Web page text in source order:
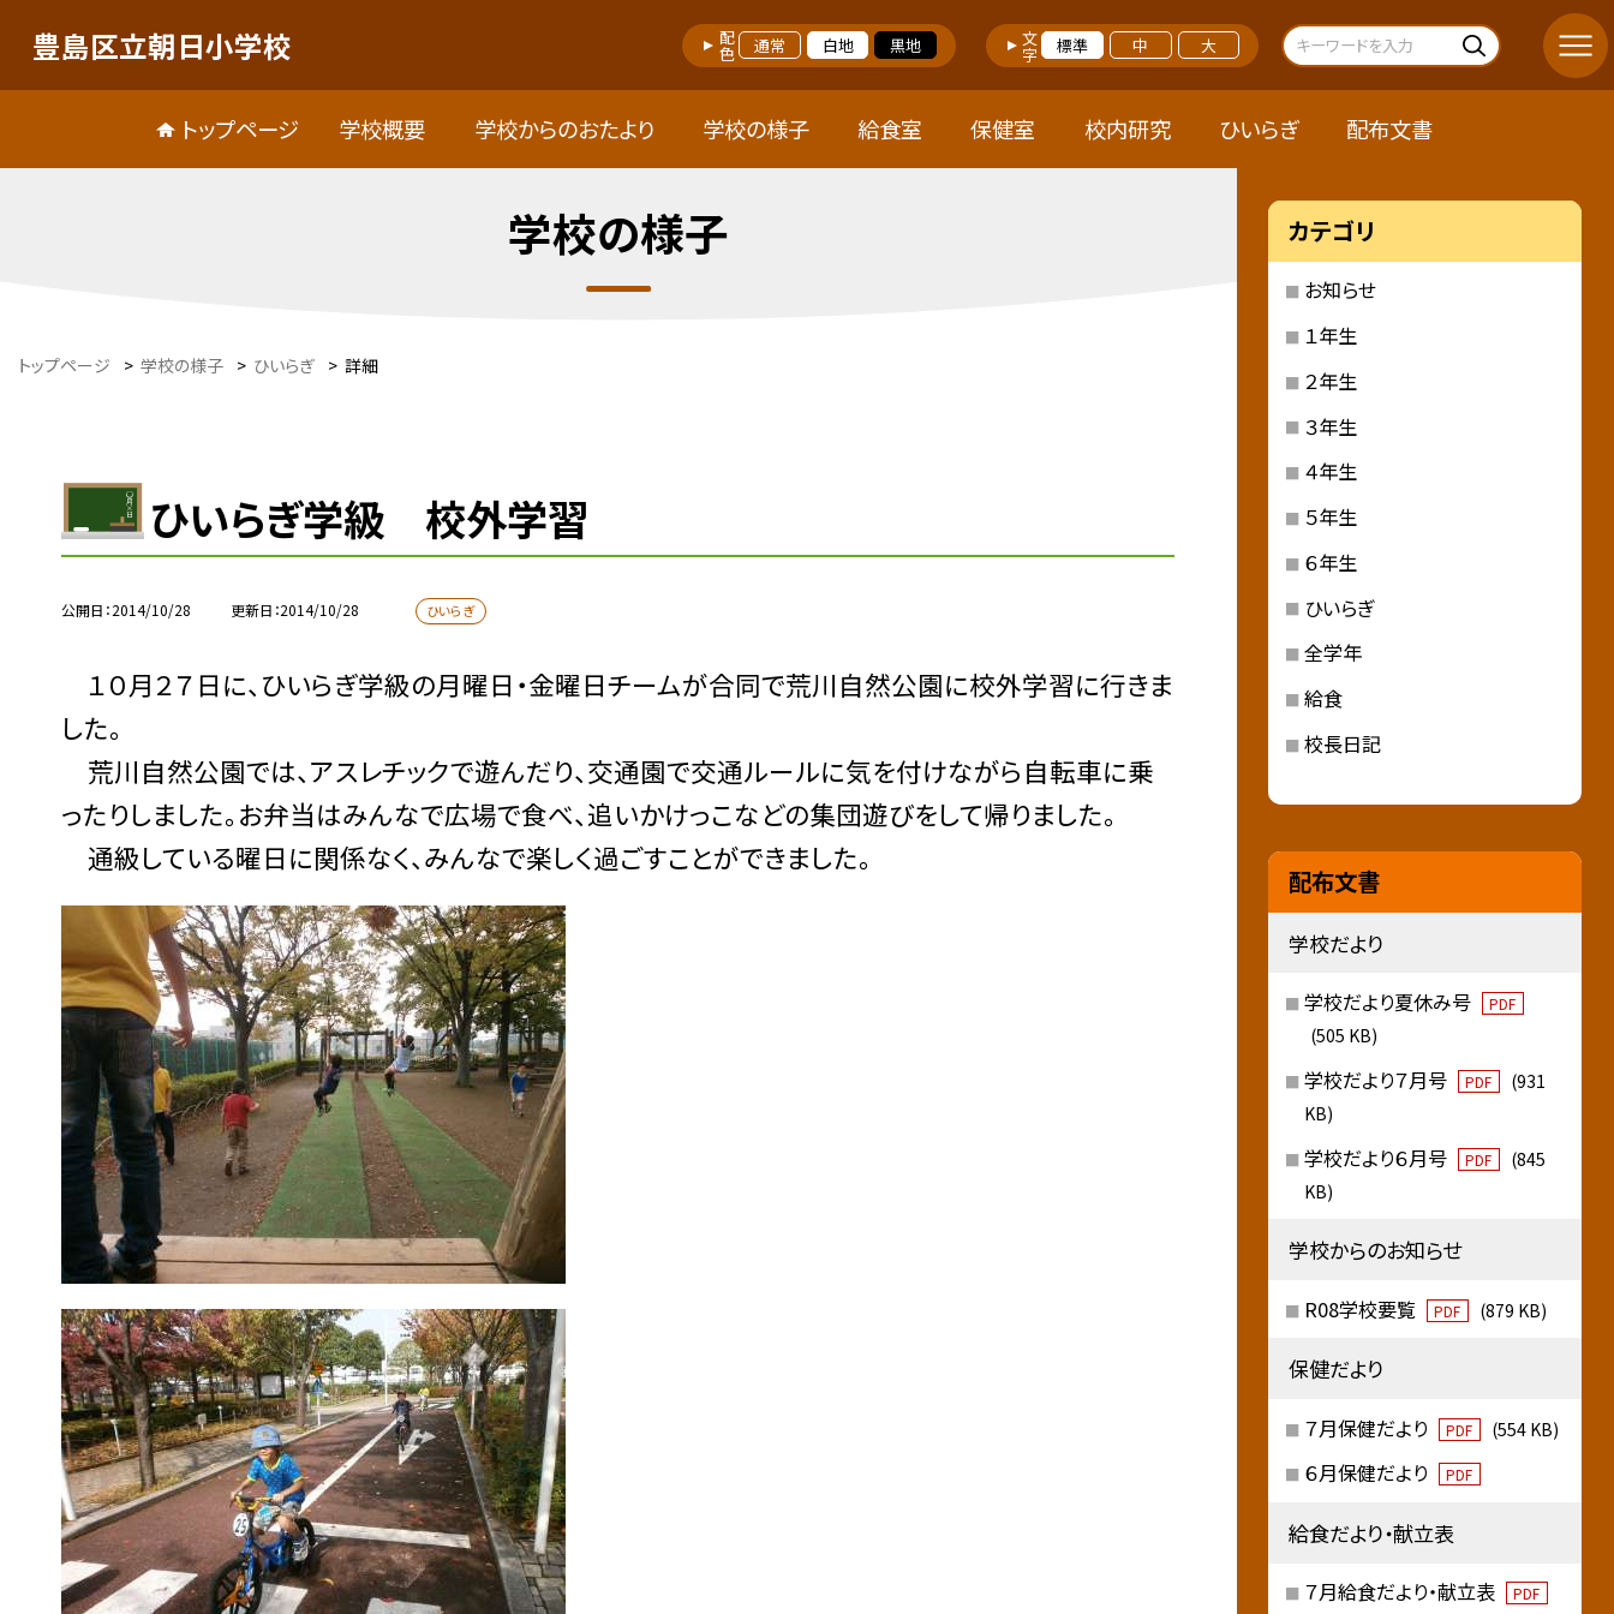
豊島区立朝日小学校 配色 通常 白地 黒地 文字 標準 中 大
トップページ 学校概要 学校からのおたより 学校の様子 給食室 保健室 校内研究 ひいらぎ 配布文書
学校の様子
トップページ > 学校の様子 > ひいらぎ > 詳細
ひいらぎ学級 校外学習
公開日 2014/10/28 更新日 2014/10/28 ひいらぎ
１０月２７日に、ひいらぎ学級の月曜日・金曜日チームが合同で荒川自然公園に校外学習に行きま
した。
荒川自然公園では、アスレチックで遊んだり、交通園で交通ルールに気を付けながら自転車に乗
ったりしました。お弁当はみんなで広場で食べ、追いかけっこなどの集団遊びをして帰りました。
通級している曜日に関係なく、みんなで楽しく過ごすことができました。
カテゴリ
お知らせ
１年生
２年生
３年生
４年生
５年生
６年生
ひいらぎ
全学年
給食
校長日記
配布文書
学校だより
学校だより夏休み号 PDF
(505 KB)
学校だより７月号 PDF
(931
KB)
学校だより６月号 PDF
(845
KB)
学校からのお知らせ
R08学校要覧 PDF (879 KB)
保健だより
７月保健だより PDF (554 KB)
６月保健だより PDF
給食だより・献立表
７月給食だより・献立表 PDF